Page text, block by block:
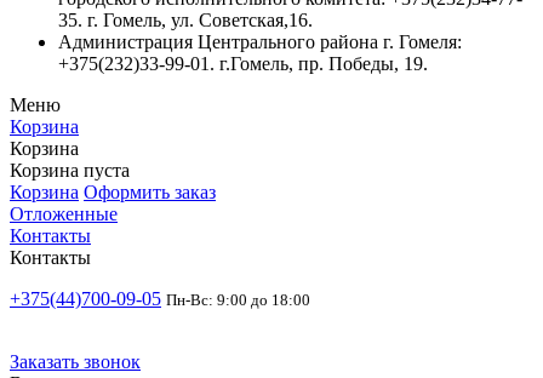
35. г. Гомель, ул. Советская,16.
Администрация Центрального района г. Гомеля:
+375(232)33-99-01. г.Гомель, пр. Победы, 19.
Меню
Корзина
Корзина
Корзина пуста
Корзина Оформить заказ
Отложенные
Контакты
Контакты
+375(44)700-09-05 Пн-Вс: 9:00 до 18:00
Заказать звонок